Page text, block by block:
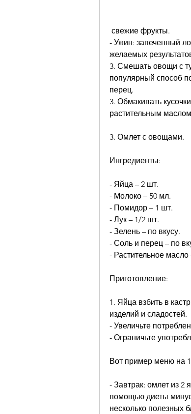
свежие фрукты.
- Ужин: запеченный
желаемых
3. Смешать овощи с
популярный способ
перец.
3. Обмакивать
растительным
3. Омлет с овощами.
Ингредиенты:
- Яйца – 2 шт.
- Молоко – 50 мл.
- Помидор – 1 шт.
- Лук – 1/2 шт.
- Зелень – по вкусу.
- Соль и перец – по
- Растительное
Приготовление:
1. Яйца взбить в
изделий и сладостей.
- Увеличьте
- Ограничьте
Вот пример меню на
- Завтрак: омлет из 2
помощью диеты
несколько полезных